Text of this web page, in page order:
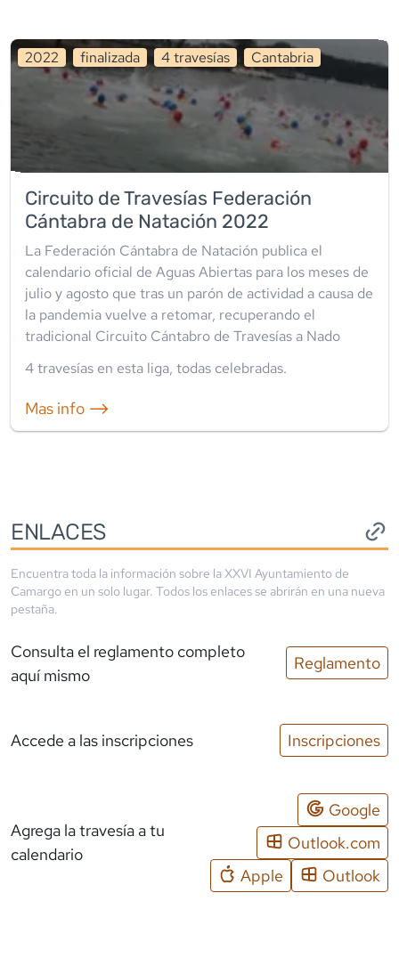
2022 finalizada 4travesías Cantabria
Circuito de Travesías Federación
Cántabra de Natación 2022
La Federación Cántabra de Natación publica el
calendario oficial de Aguas Abiertas para los meses de
julio y agosto que tras un parón de actividad a causa de
la pandemia vuelve a retomar, recuperando el
tradicional Circuito Cántabro de Travesías a Nado
4travesías en esta liga, todas celebradas.
Mas info ⟶
ENLACES
Encuentra toda la información sobre laXXVI Ayuntamiento de
Camargo en un solo lugar. Todos los enlaces se abrirán en una nueva
pestaña.
Consulta el reglamento completo
aquí mismo
Reglamento
Accede a las inscripciones Inscripciones
Agrega la travesía a tu
calendario
Google
Outlook.com
Apple
Outlook